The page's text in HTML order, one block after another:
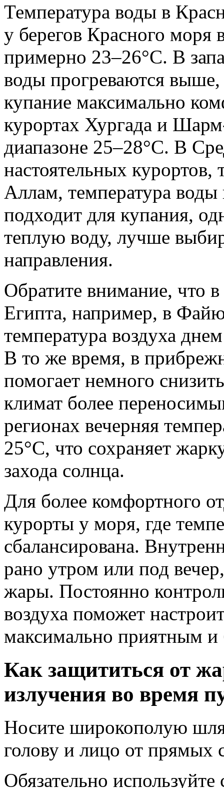
Температура воды в
у берегов Красного моря
примерно 23–26°C. В
воды прогреваются выше,
купание максимально
курортах Хургада и
диапазоне 25–28°C. В
настоятельных
Аллам, температура
подходит для купания,
теплую воду, лучше
направления.
Обратите внимание, что
Египта, например, в
температура воздуха
В то же время, в
помогает немного
климат более
регионах вечерняя
25°C, что сохраняет
захода солнца.
Для более комфортного
курорты у моря, где
сбалансирована.
рано утром или под
жары. Постоянно
воздуха поможет
максимально приятным и
Как защититься от
излучения во время
Носите широкополую
голову и лицо от прямых
Обязательно